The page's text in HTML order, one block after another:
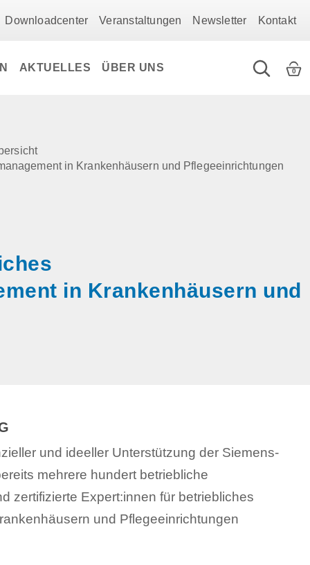
Downloadcenter Veranstaltungen Newsletter Kontakt
AKTUELLES ÜBER UNS 0
in Krankenhäusern und Pflegeeinrichtungen
in Krankenhäusern und
und ideeller Unterstützung der Siemens-
mehrere hundert betriebliche
zertifizierte Expert:innen für betriebliches
und Pflegeeinrichtungen